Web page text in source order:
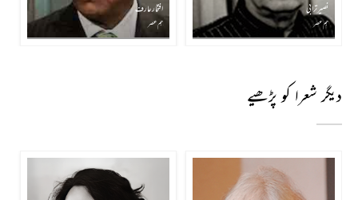
نصیر ترابی
ہم عصر
افتخار عارف
ہم عصر
دیگر شعرا کو پڑھیے